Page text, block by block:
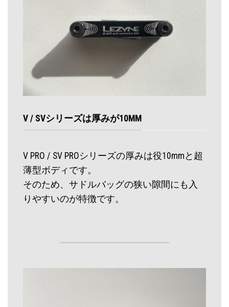
V / SVシリーズは厚みが10MM
V PRO / SV PROシリーズの厚みは役10mmと超
薄型ボディです。
そのため、サドルバッグの狭い隙間にも入
りやすいのが特徴です。